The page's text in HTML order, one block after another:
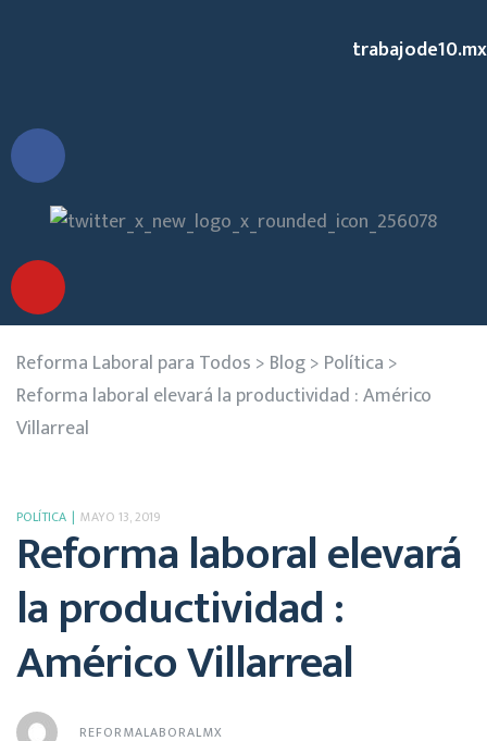
trabajode10.mx
Reforma Laboral para Todos > Blog> Política >
Reforma laboral elevará la productividad : Américo
Villarreal
POLÍTICA MAYO 13, 2019
Reforma laboral elevará
la productividad :
Américo Villarreal
REFORMALABORALMX